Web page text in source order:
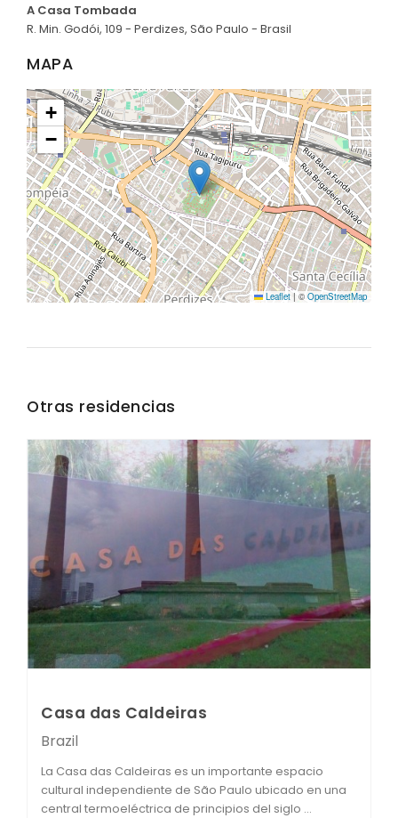
A Casa Tombada
R. Min. Godói, 109 - Perdizes, São Paulo - Brasil
MAPA
+
−
Leaflet | © OpenStreetMap
Otras residencias
Casa das Caldeiras
Brazil
La Casa das Caldeiras es un importante espacio
cultural independiente de São Paulo ubicado en una
central termoeléctrica de principios del siglo ...